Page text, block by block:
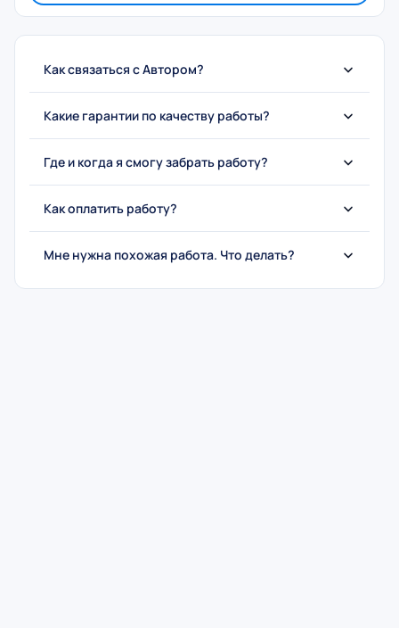
Как связаться с Автором?
Какие гарантии по качеству работы?
Где и когда я смогу забрать работу?
Как оплатить работу?
Мне нужна похожая работа. Что делать?